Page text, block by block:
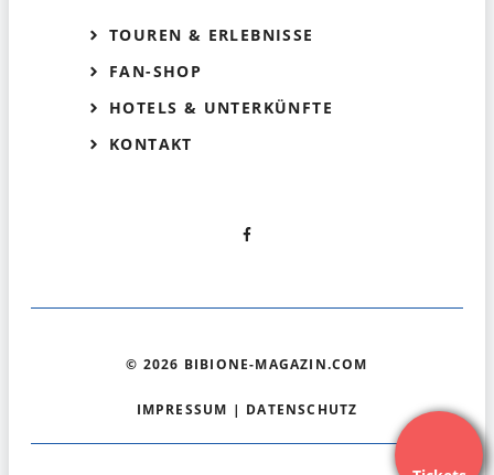
TOUREN & ERLEBNISSE
FAN-SHOP
HOTELS & UNTERKÜNFTE
KONTAKT
© 2026 BIBIONE-MAGAZIN.COM
IMPRESSUM | DATENSCHUTZ